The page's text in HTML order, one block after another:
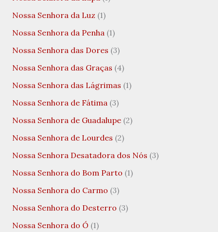
Nossa Senhora da Luz (1)
Nossa Senhora da Penha(1)
Nossa Senhora das Dores (3)
Nossa Senhora das Graças (4)
Nossa Senhora das Lágrimas (1)
Nossa Senhora de Fátima(3)
Nossa Senhora de Guadalupe(2)
Nossa Senhora de Lourdes (2)
Nossa Senhora Desatadora dos Nós (3)
Nossa Senhora do Bom Parto (1)
Nossa Senhora do Carmo (3)
Nossa Senhora do Desterro (3)
Nossa Senhora do Ó (1)